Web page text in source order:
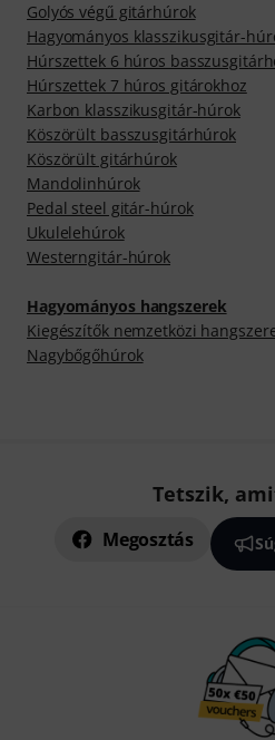
Golyós végű gitárhúrok
Hagyományos klasszikusgitár-
Húrszettek 6 húros
Húrszettek 7 húros gitárokhoz
Karbon klasszikusgitár-húrok
Köszörült basszusgitárhúrok
Köszörült gitárhúrok
Mandolinhúrok
Pedal steel gitár-húrok
Ukulelehúrok
Westerngitár-húrok
Hagyományos hangszerek
Kiegészítők nemzetközi
Nagybőgőhúrok
Tetszik,
Megosztás